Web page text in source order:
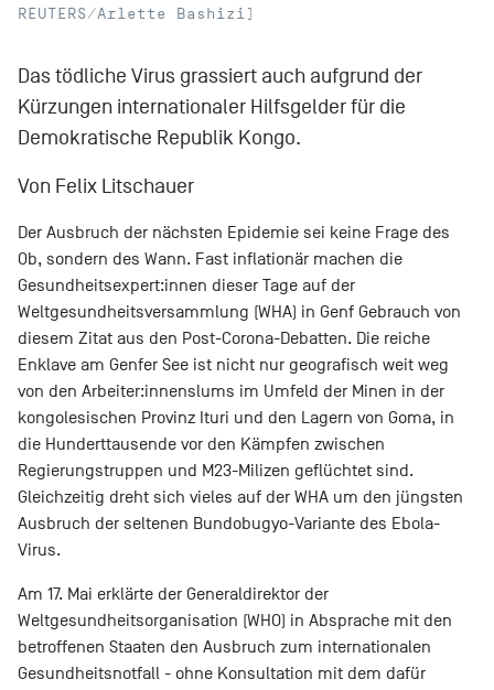
REUTERS/Arlette Bashizi)
Das tödliche Virus grassiert auch aufgrund der
Kürzungen internationaler Hilfsgelder für die
Demokratische Republik Kongo.
Von Felix Litschauer
Der Ausbruch der nächsten Epidemie sei keine Frage des
Ob, sondern des Wann. Fast inflationär machen die
Gesundheitsexpert:innen dieser Tage auf der
Weltgesundheitsversammlung (WHA) in Genf Gebrauch von
diesem Zitat aus den Post-Corona-Debatten. Die reiche
Enklave am Genfer See ist nicht nur geografisch weit weg
von den Arbeiter:innenslums im Umfeld der Minen in der
kongolesischen Provinz Ituri und den Lagern von Goma, in
die Hunderttausende vor den Kämpfen zwischen
Regierungstruppen und M23-Milizen geflüchtet sind.
Gleichzeitig dreht sich vieles auf der WHA um den jüngsten
Ausbruch der seltenen Bundobugyo-Variante des Ebola-
Virus.
Am 17. Mai erklärte der Generaldirektor der
Weltgesundheitsorganisation (WHO) in Absprache mit den
betroffenen Staaten den Ausbruch zum internationalen
Gesundheitsnotfall - ohne Konsultation mit dem dafür